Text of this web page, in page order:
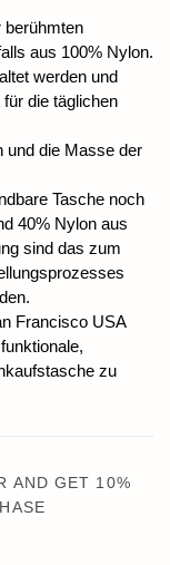
berühmten
aus 100% Nylon.
werden und
die täglichen
und die Masse der
Tasche noch
40% Nylon aus
sind das zum
Francisco USA
zu
AND GET 10%